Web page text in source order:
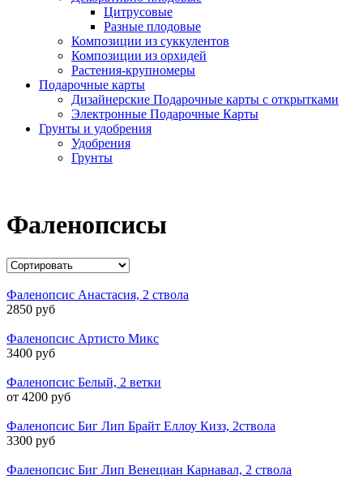
Цитрусовые
Разные плодовые
Композиции из суккулентов
Композиции из орхидей
Растения-крупномеры
Подарочные карты
Дизайнерские Подарочные карты с открытками
Электронные Подарочные Карты
Грунты и удобрения
Удобрения
Грунты
Фаленопсисы
Фаленопсис Анастасия, 2 ствола
2850 руб
Фаленопсис Артисто Микс
3400 руб
Фаленопсис Белый, 2 ветки
от 4200 руб
Фаленопсис Биг Лип Брайт Еллоу Кизз, 2ствола
3300 руб
Фаленопсис Биг Лип Венециан Карнавал, 2 ствола